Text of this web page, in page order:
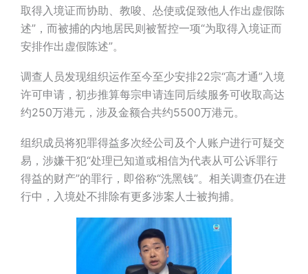
取得入境证而协助、教唆、怂使或促致他人作出虚假陈
述”，而被捕的内地居民则被暂控一项“为取得入境证而
安排作出虚假陈述”。
调查人员发现组织运作至今至少安排22宗“高才通”入境
许可申请，初步推算每宗申请连同后续服务可收取高达
约250万港元，涉及金额合共约5500万港元。
组织成员将犯罪得益多次经公司及个人账户进行可疑交
易，涉嫌干犯“处理已知道或相信为代表从可公诉罪行
得益的财产”的罪行，即俗称“洗黑钱”。相关调查仍在进
行中，入境处不排除有更多涉案人士被拘捕。